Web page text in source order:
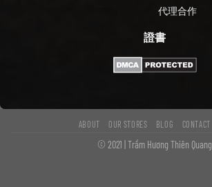
代理合作
證書
ABOUT OUR STORES BLOG CONTACT
© 2021 | Trầm Hương Thiên Quang